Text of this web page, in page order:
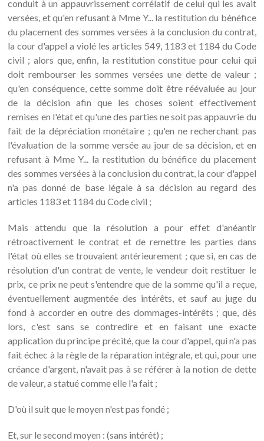
conduit à un appauvrissement corrélatif de celui qui les avait
versées, et qu'en refusant à Mme Y... la restitution du bénéfice
du placement des sommes versées à la conclusion du contrat,
la cour d'appel a violé les articles 549, 1183 et 1184 du Code
civil ; alors que, enfin, la restitution constitue pour celui qui
doit rembourser les sommes versées une dette de valeur ;
qu'en conséquence, cette somme doit être réévaluée au jour
de la décision afin que les choses soient effectivement
remises en l'état et qu'une des parties ne soit pas appauvrie du
fait de la dépréciation monétaire ; qu'en ne recherchant pas
l'évaluation de la somme versée au jour de sa décision, et en
refusant à Mme Y... la restitution du bénéfice du placement
des sommes versées à la conclusion du contrat, la cour d'appel
n'a pas donné de base légale à sa décision au regard des
articles 1183 et 1184 du Code civil ;
Mais attendu que la résolution a pour effet d'anéantir
rétroactivement le contrat et de remettre les parties dans
l'état où elles se trouvaient antérieurement ; que si, en cas de
résolution d'un contrat de vente, le vendeur doit restituer le
prix, ce prix ne peut s'entendre que de la somme qu'il a reçue,
éventuellement augmentée des intérêts, et sauf au juge du
fond à accorder en outre des dommages-intérêts ; que, dès
lors, c'est sans se contredire et en faisant une exacte
application du principe précité, que la cour d'appel, qui n'a pas
fait échec à la règle de la réparation intégrale, et qui, pour une
créance d'argent, n'avait pas à se référer à la notion de dette
de valeur, a statué comme elle l'a fait ;
D'où il suit que le moyen n'est pas fondé ;
Et, sur le second moyen : (sans intérêt) ;